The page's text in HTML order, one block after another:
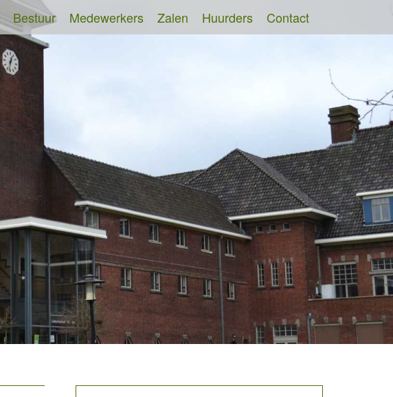
Bestuur Medewerkers Zalen Huurders Contact